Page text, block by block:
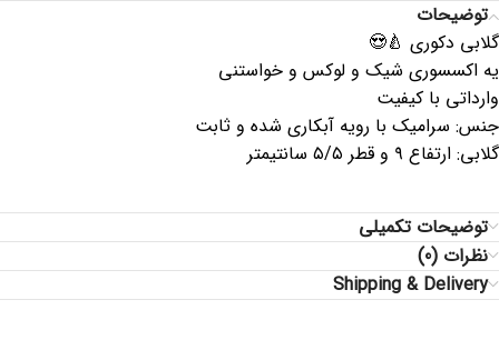
توضیحات
گلابی دکوری 🍐😍
یه اکسسوری شیک و لوکس و خواستنی
وارداتی با کیفیت
جنس: سرامیک با رویه آبکاری شده و ثابت
گلابی: ارتفاع ۹ و قطر ۵/۵ سانتیمتر
توضیحات تکمیلی
نظرات (0)
Shipping & Delivery